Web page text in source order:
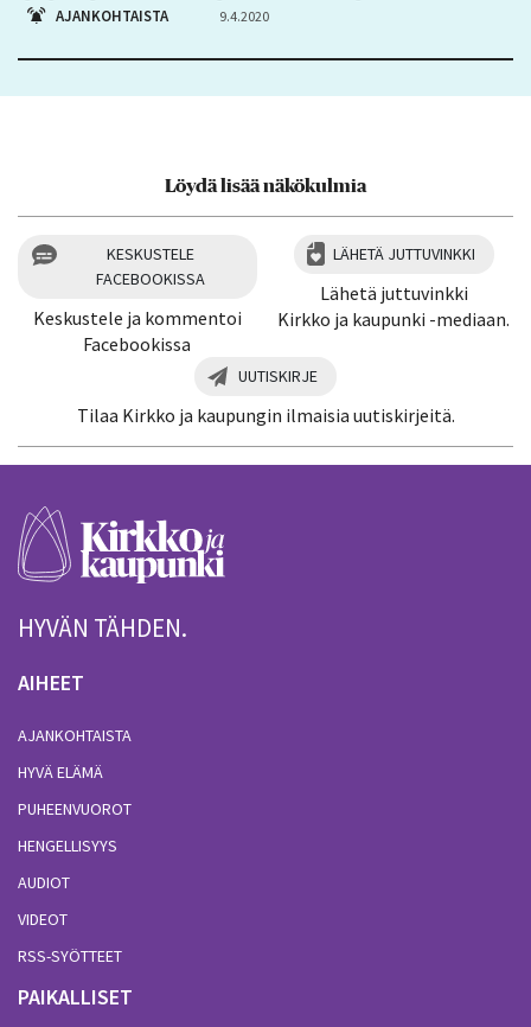
AJANKOHTAISTA 9.4.2020
Löydä lisää näkökulmia
KESKUSTELE
FACEBOOKISSA
Keskustele ja kommentoi
Facebookissa
LÄHETÄ JUTTUVINKKI
Lähetä juttuvinkki
Kirkko ja kaupunki -mediaan.
UUTISKIRJE
Tilaa Kirkko ja kaupungin ilmaisia uutiskirjeitä.
HYVÄN TÄHDEN.
AIHEET
AJANKOHTAISTA
HYVÄ ELÄMÄ
PUHEENVUOROT
HENGELLISYYS
AUDIOT
VIDEOT
RSS-SYÖTTEET
PAIKALLISET